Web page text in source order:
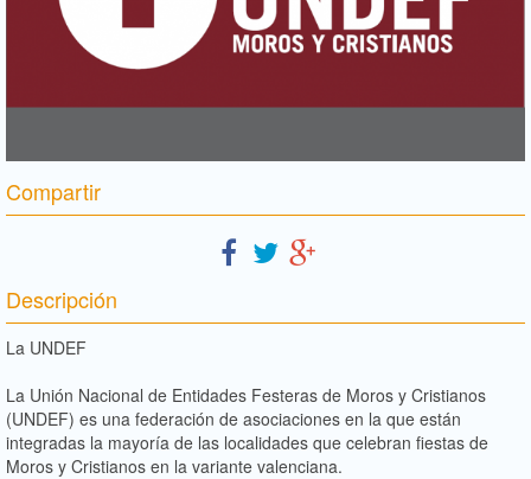
Compartir
Descripción
La UNDEF
La Unión Nacional de Entidades Festeras de Moros y Cristianos
(UNDEF) es una federación de asociaciones en la que están
integradas la mayoría de las localidades que celebran fiestas de
Moros y Cristianos en la variante valenciana.